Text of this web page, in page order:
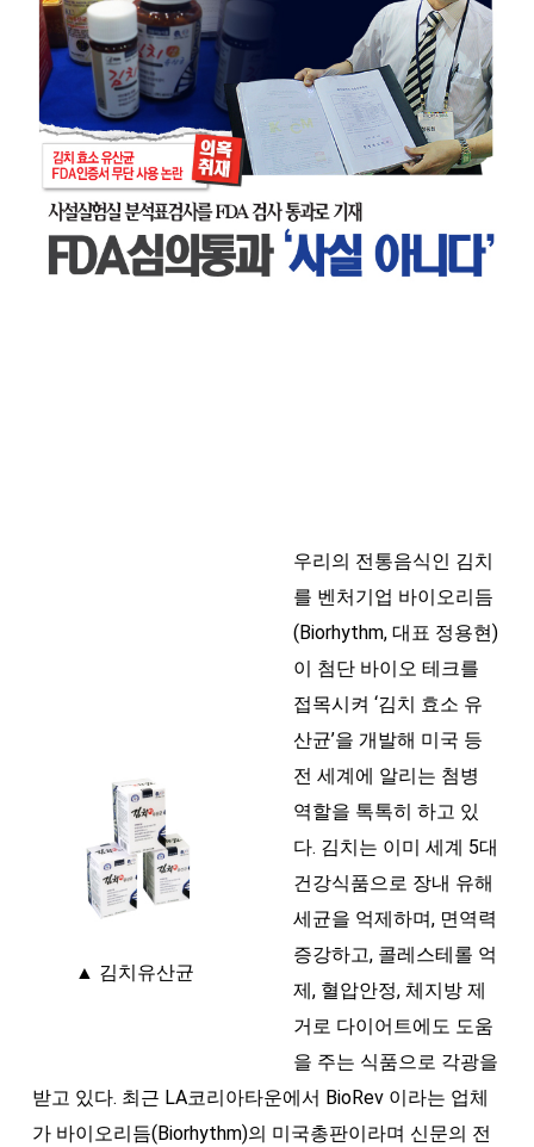
▲ 김치유산균
우리의 전통음식인 김치
를 벤처기업 바이오리듬
(Biorhythm, 대표 정용현)
이 첨단 바이오 테크를
접목시켜 ‘김치 효소 유
산균’을 개발해 미국 등
전 세계에 알리는 첨병
역할을 톡톡히 하고 있
다. 김치는 이미 세계 5대
건강식품으로 장내 유해
세균을 억제하며, 면역력
증강하고, 콜레스테롤 억
제, 혈압안정, 체지방 제
거로 다이어트에도 도움
을 주는 식품으로 각광을
받고 있다. 최근 LA코리아타운에서 BioRev 이라는 업체
가 바이오리듬(Biorhythm)의 미국총판이라며 신문의 전